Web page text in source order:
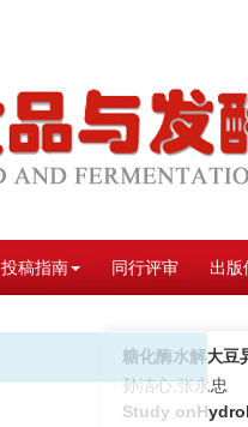
投稿指南 同行评审 出版
糖化酶水解大豆
孙洁心,张永忠
Study